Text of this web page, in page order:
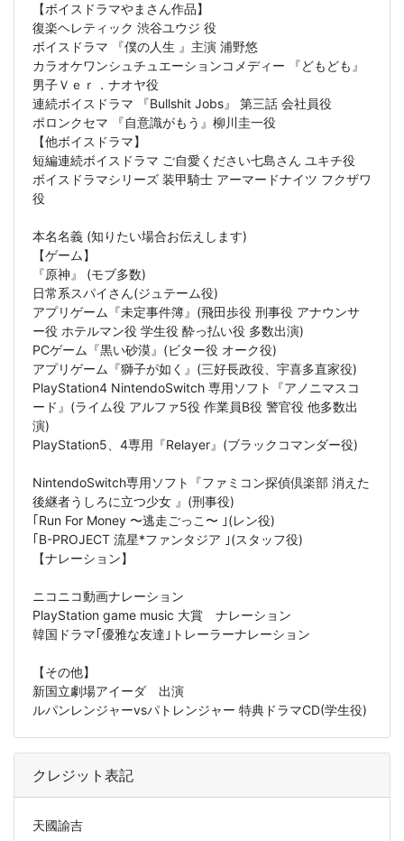
【ボイスドラマやまさん作品】
復楽ヘレティック 渋谷ユウジ 役
ボイスドラマ 『僕の人生 』主演 浦野悠
カラオケワンシュチュエーションコメディー 『どもども』
男子Ｖｅｒ．ナオヤ役
連続ボイスドラマ 『Bullshit Jobs』 第三話 会社員役
ポロンクセマ 『自意識がもう』柳川圭一役
【他ボイスドラマ】
短編連続ボイスドラマ ご自愛ください七島さん ユキチ役
ボイスドラマシリーズ 装甲騎士 アーマードナイツ フクザワ
役
本名名義 (知りたい場合お伝えします)
【ゲーム】
『原神』 (モブ多数)
日常系スパイさん(ジュテーム役)
アプリゲーム『未定事件簿』(飛田歩役 刑事役 アナウンサ
ー役 ホテルマン役 学生役 酔っ払い役 多数出演)
PCゲーム『黒い砂漠』(ビター役 オーク役)
アプリゲーム『獅子が如く』(三好長政役、宇喜多直家役)
PlayStation4 NintendoSwitch 専用ソフト『アノニマスコ
ード』(ライム役 アルファ5役 作業員B役 警官役 他多数出
演)
PlayStation5、4専用『Relayer』(ブラックコマンダー役)
NintendoSwitch専用ソフト『ファミコン探偵倶楽部 消えた
後継者うしろに立つ少女 』(刑事役)
｢Run For Money 〜逃走ごっこ〜 ｣(レン役)
｢B-PROJECT 流星*ファンタジア ｣(スタッフ役)
【ナレーション】
ニコニコ動画ナレーション
PlayStation game music 大賞 ナレーション
韓国ドラマ｢優雅な友達｣トレーラーナレーション
【その他】
新国立劇場アイーダ 出演
ルパンレンジャーvsパトレンジャー 特典ドラマCD(学生役)
クレジット表記
天國諭吉